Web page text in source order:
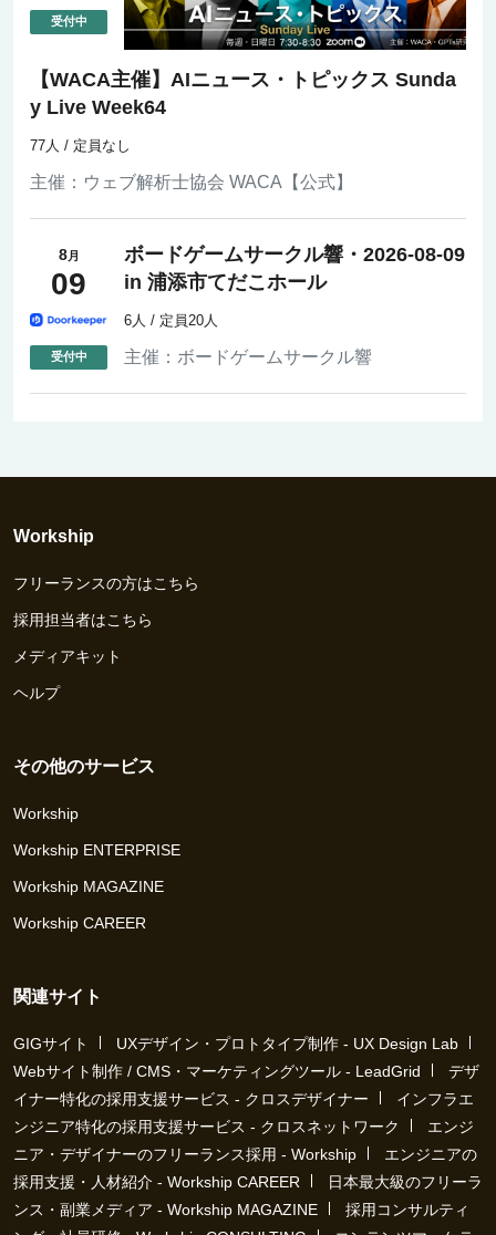
【WACA主催】AIニュース・トピックス Sunda
y Live Week64
主催： ウェブ解析士協会 WACA【公式】
77人 / 定員なし
8月
09
ボードゲームサークル響・2026-08-09
in 浦添市てだこホール
主催： ボードゲームサークル響
6人 / 定員20人
Workship
フリーランスの方はこちら
採用担当者はこちら
メディアキット
ヘルプ
その他のサービス
Workship
Workship ENTERPRISE
Workship MAGAZINE
Workship CAREER
関連サイト
GIGサイト
UXデザイン・プロトタイプ制作 - UX Design Lab
Webサイト制作 / CMS・マーケティングツール - LeadGrid
デザ
イナー特化の採用支援サービス - クロスデザイナー
インフラエ
ンジニア特化の採用支援サービス - クロスネットワーク
エンジ
ニア・デザイナーのフリーランス採用 - Workship
エンジニアの
採用支援・人材紹介 - Workship CAREER
日本最大級のフリーラ
ンス・副業メディア - Workship MAGAZINE
採用コンサルティ